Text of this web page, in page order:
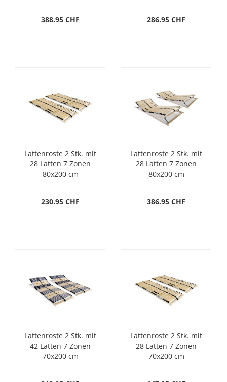
388.95 CHF 286.95 CHF
Lattenroste 2 Stk. mit
28 Latten 7 Zonen
80x200 cm
230.95 CHF
Lattenroste 2 Stk. mit
28 Latten 7 Zonen
80x200 cm
386.95 CHF
Lattenroste 2 Stk. mit
42 Latten 7 Zonen
70x200 cm
Lattenroste 2 Stk. mit
28 Latten 7 Zonen
70x200 cm